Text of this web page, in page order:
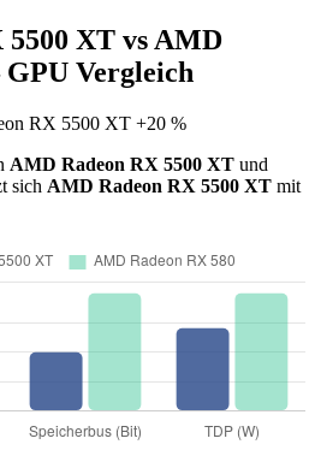
XT vs AMD
GPU Vergleich
RX 5500 XT +20 %
AMD Radeon RX 5500 XT und
sich AMD Radeon RX 5500 XT mit